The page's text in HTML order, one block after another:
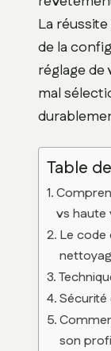
La
de la
réglage de
mal
Table
vs haute
Le code
son